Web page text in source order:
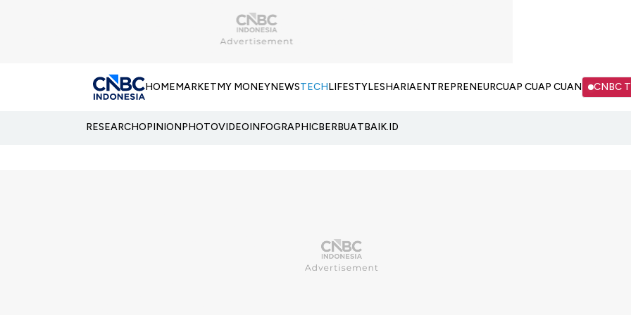
HOMEMARKETMY MONEYNEWSTECHLIFESTYLESHARIAENTREPRENEURCUAP CUAP CUAN CNBC
RESEARCHOPINIONPHOTOVIDEOINFOGRAPHICBERBUATBAIK.ID